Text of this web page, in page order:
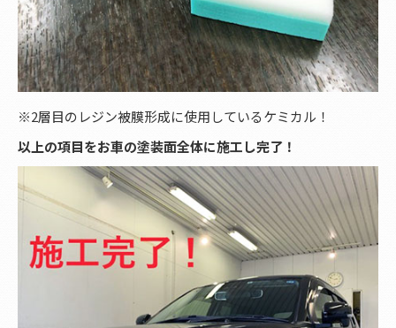
※2層目のレジン被膜形成に使用しているケミカル！
以上の項目をお車の塗装面全体に施工し完了！